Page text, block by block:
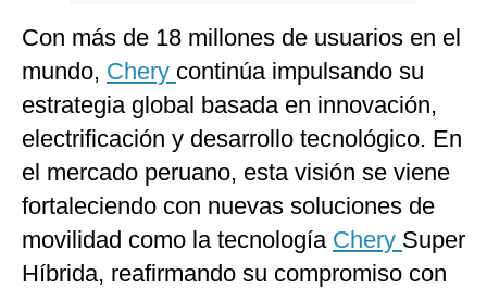
Con más de 18 millones de usuarios en el
mundo, Chery continúa impulsando su
estrategia global basada en innovación,
electrificación y desarrollo tecnológico. En
el mercado peruano, esta visión se viene
fortaleciendo con nuevas soluciones de
movilidad como la tecnología Chery Super
Híbrida, reafirmando su compromiso con